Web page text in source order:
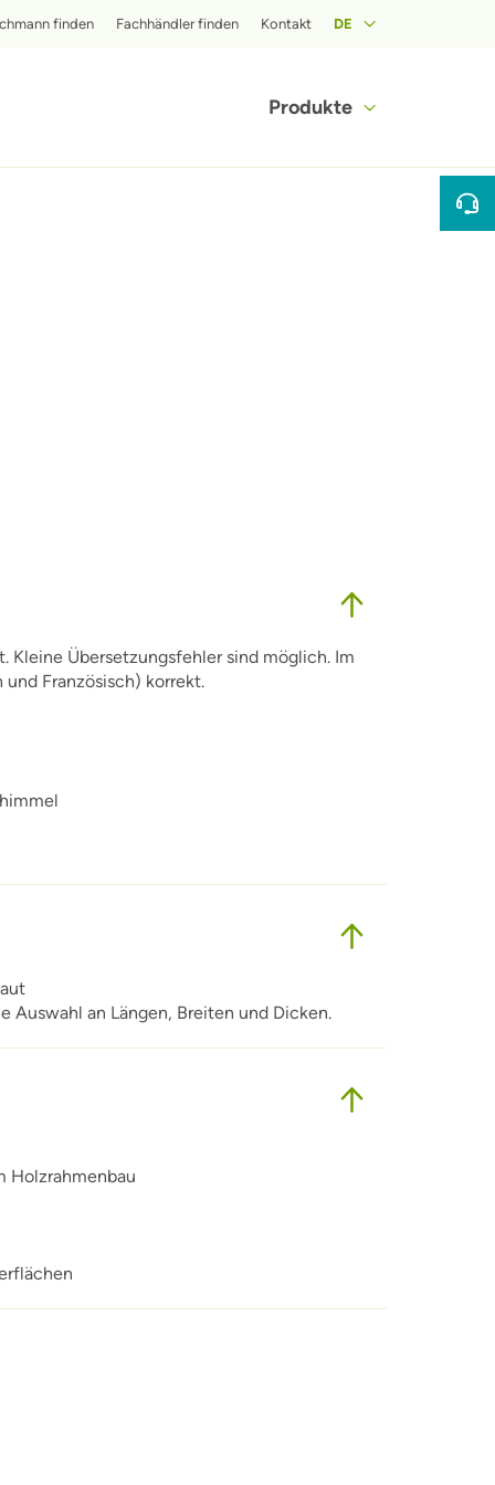
menu
finden Fachhändler finden Kontakt DE
Produkte
Kleine Übersetzungsfehler sind möglich. Im
Französisch) korrekt.
an Längen, Breiten und Dicken.
Holzrahmenbau